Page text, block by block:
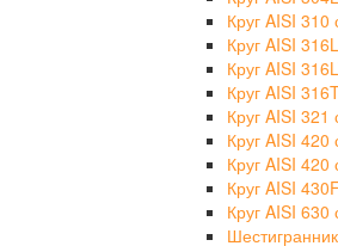
Круг AISI
Круг AISI
Круг AISI
Круг AISI
Круг AISI
Круг AISI 420
Круг AISI 420
Круг AISI
Круг AISI